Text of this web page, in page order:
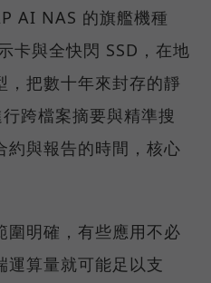
AI NAS 的旗艦機種
卡與全快閃 SSD，在地
，把數十年來封存的靜
跨檔案摘要與精準搜
約與報告的時間，核心
圍明確，有些應用不必
運算量就可能足以支